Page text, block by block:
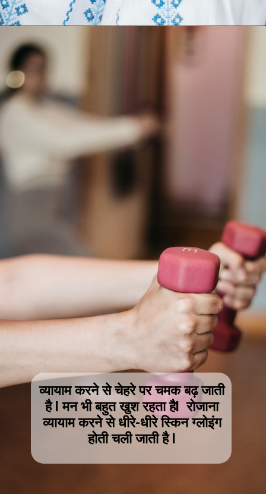
व्यायाम करने से चेहरे पर चमक बढ़ जाती
है l मन भी बहुत खुश रहता हैl रोजाना
व्यायाम करने से धीरे-धीरे स्किन ग्लोइंग
होती चली जाती है l